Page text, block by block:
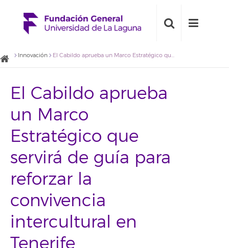
Innovación El Cabildo aprueba un Marco Estratégico que servirá de guía para reforzar la convivencia intercultural en Tenerife
El Cabildo aprueba
un Marco
Estratégico que
servirá de guía para
reforzar la
convivencia
intercultural en
Tenerife